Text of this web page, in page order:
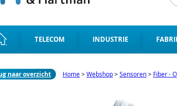
TELECOM INDUSTRIE
naar overzicht Home>Webshop>Sensoren> Fiber -